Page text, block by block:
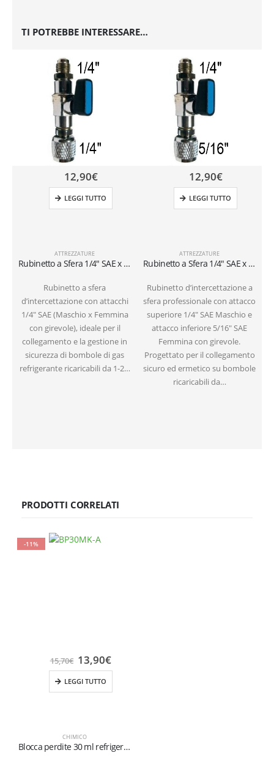
TI POTREBBE INTERESSARE…
ATTREZZATURE
Rubinetto a Sfera 1/4″ SAE x 1/4″ SAE per Bombole Ricaricabili (1-2 kg)
Rubinetto a sfera
d’intercettazione con attacchi
1/4″ SAE (Maschio x Femmina
con girevole), ideale per il
collegamento e la gestione in
sicurezza di bombole di gas
refrigerante ricaricabili da 1-2…
12,90€
LEGGI TUTTO
ATTREZZATURE
Rubinetto a Sfera 1/4″ SAE x 5/16″ SAE per Bombole Ricaricabili (1-2 kg)
Rubinetto d’intercettazione a
sfera professionale con attacco
superiore 1/4″ SAE Maschio e
attacco inferiore 5/16″ SAE
Femmina con girevole.
Progettato per il collegamento
sicuro ed ermetico su bombole
ricaricabili da…
12,90€
LEGGI TUTTO
PRODOTTI CORRELATI
-11%
CHIMICO
Blocca perdite 30 ml refrigerazione Auto A/C
15,70€ 13,90€
LEGGI TUTTO